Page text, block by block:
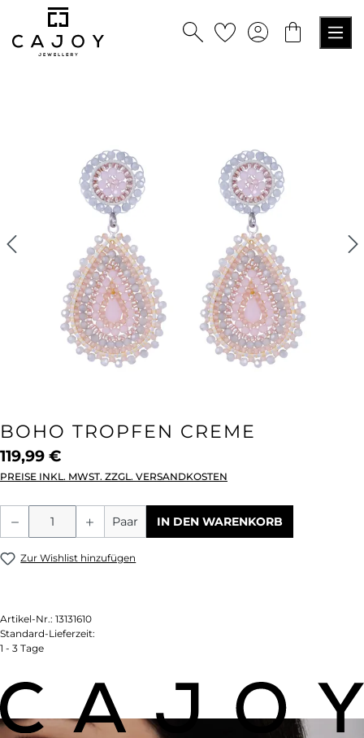
springen
BOHO TROPFEN CREME
119,99 €
PREISE INKL. MWST. ZZGL. VERSANDKOSTEN
Produkt Anzahl: Gib den gewünschten
Paar IN DEN WARENKORB
Zur Wishlist hinzufügen
Artikel-Nr.: 13131610
Standard-Lieferzeit:
1 - 3 Tage